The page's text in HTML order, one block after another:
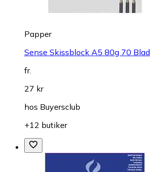
Papper
Sense Skissblock A5 80g 70 Blad
fr.
27 kr
hos Buyersclub
+12 butiker